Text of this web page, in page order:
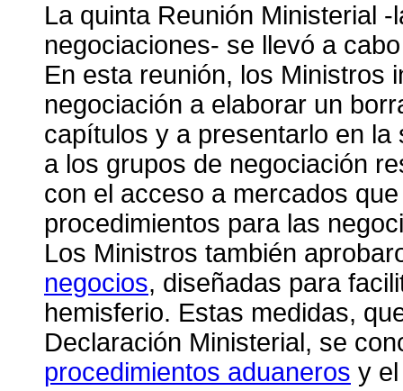
La quinta Reunión Ministerial
negociaciones- se llevó a
En esta reunión, los Ministros
negociación a elaborar un
capítulos y a presentarlo en
a los grupos de negociación
con el acceso a mercados
procedimientos para las
Los Ministros también
negocios, diseñadas para
hemisferio. Estas medidas,
Declaración Ministerial, se
procedimientos aduaneros y